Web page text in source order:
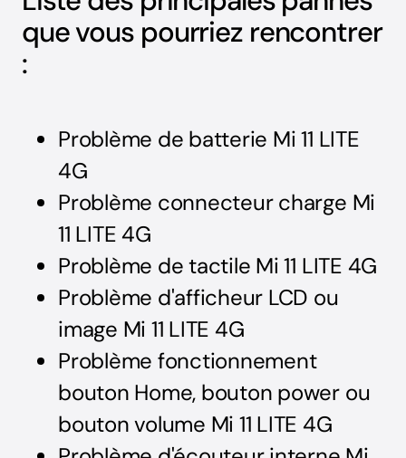
que vous pourriez rencontrer
:
Problème de batterie Mi 11 LITE
4G
Problème connecteur charge Mi
11 LITE 4G
Problème de tactile Mi 11 LITE 4G
Problème d'afficheur LCD ou
image Mi 11 LITE 4G
Problème fonctionnement
bouton Home, bouton power ou
bouton volume Mi 11 LITE 4G